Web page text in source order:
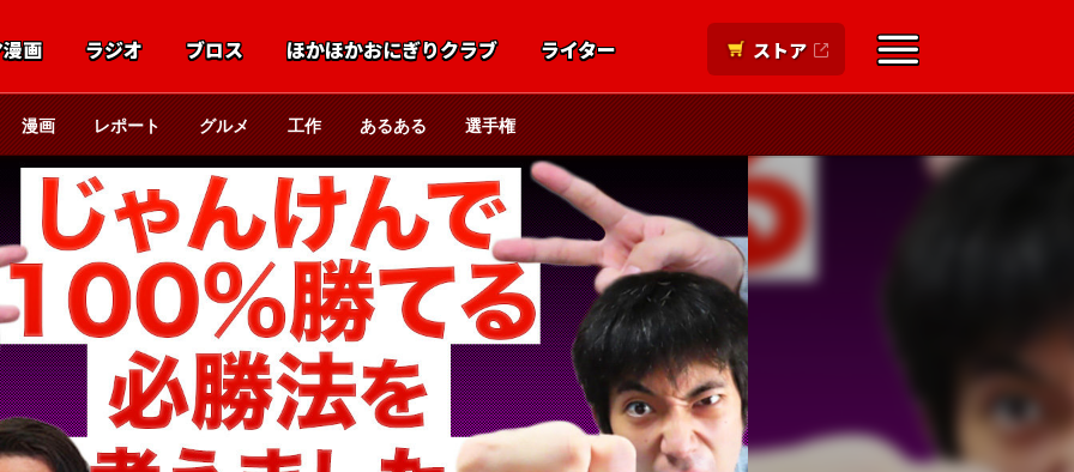
画 ラジオ ブロス ほかほかおにぎりクラブ ライター ストア
漫画 レポート グルメ 工作 あるある 選手権